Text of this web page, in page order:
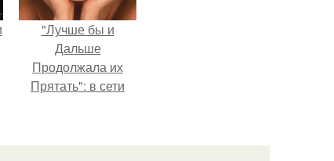
"Лучше бы и
Дальше
Продолжала их
Прятать": в сети
Шерон стоун.